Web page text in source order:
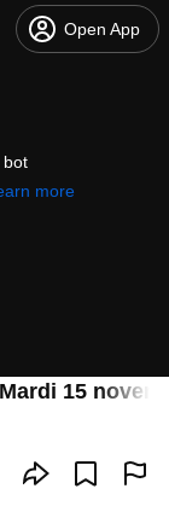
Open App
bot
more
15